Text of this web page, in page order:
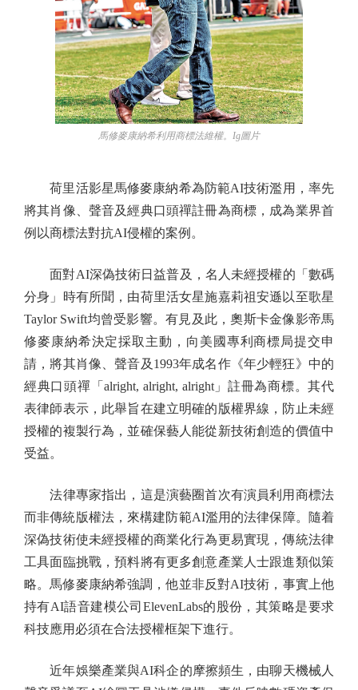
馬修麥康納希利用商標法維權。Ig圖片
荷里活影星馬修麥康納希為防範AI技術濫用，率先
將其肖像、聲音及經典口頭禪註冊為商標，成為業界首
例以商標法對抗AI侵權的案例。
面對AI深偽技術日益普及，名人未經授權的「數碼
分身」時有所聞，由荷里活女星施嘉莉祖安遜以至歌星
Taylor Swift均曾受影響。有見及此，奧斯卡金像影帝馬
修麥康納希決定採取主動，向美國專利商標局提交申
請，將其肖像、聲音及1993年成名作《年少輕狂》中的
經典口頭禪「alright, alright, alright」註冊為商標。其代
表律師表示，此舉旨在建立明確的版權界線，防止未經
授權的複製行為，並確保藝人能從新技術創造的價值中
受益。
法律專家指出，這是演藝圈首次有演員利用商標法
而非傳統版權法，來構建防範AI濫用的法律保障。隨着
深偽技術使未經授權的商業化行為更易實現，傳統法律
工具面臨挑戰，預料將有更多創意產業人士跟進類似策
略。馬修麥康納希強調，他並非反對AI技術，事實上他
持有AI語音建模公司ElevenLabs的股份，其策略是要求
科技應用必須在合法授權框架下進行。
近年娛樂產業與AI科企的摩擦頻生，由聊天機械人